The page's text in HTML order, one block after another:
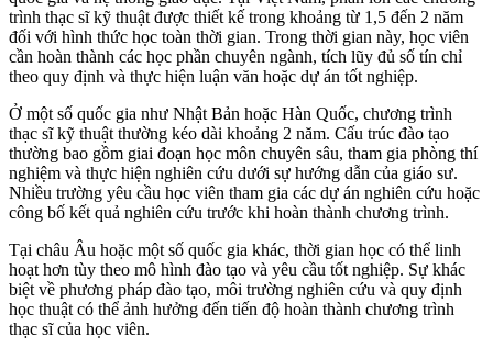
trình thạc sĩ kỹ thuật được thiết kế trong khoảng từ 1,5 đến 2 năm
đối với hình thức học toàn thời gian. Trong thời gian này, học viên
cần hoàn thành các học phần chuyên ngành, tích lũy đủ số tín chỉ
theo quy định và thực hiện luận văn hoặc dự án tốt nghiệp.
Ở một số quốc gia như Nhật Bản hoặc Hàn Quốc, chương trình
thạc sĩ kỹ thuật thường kéo dài khoảng 2 năm. Cấu trúc đào tạo
thường bao gồm giai đoạn học môn chuyên sâu, tham gia phòng thí
nghiệm và thực hiện nghiên cứu dưới sự hướng dẫn của giáo sư.
Nhiều trường yêu cầu học viên tham gia các dự án nghiên cứu hoặc
công bố kết quả nghiên cứu trước khi hoàn thành chương trình.
Tại châu Âu hoặc một số quốc gia khác, thời gian học có thể linh
hoạt hơn tùy theo mô hình đào tạo và yêu cầu tốt nghiệp. Sự khác
biệt về phương pháp đào tạo, môi trường nghiên cứu và quy định
học thuật có thể ảnh hưởng đến tiến độ hoàn thành chương trình
thạc sĩ của học viên.